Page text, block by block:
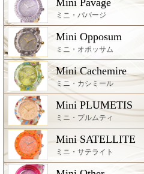
ミニ・パバージ
Mini Opposum
ミニ・オポッサム
Mini Cachemire
ミニ・カシミール
Mini PLUMETIS
ミニ・プルムティ
Mini SATELLITE
ミニ・サテライト